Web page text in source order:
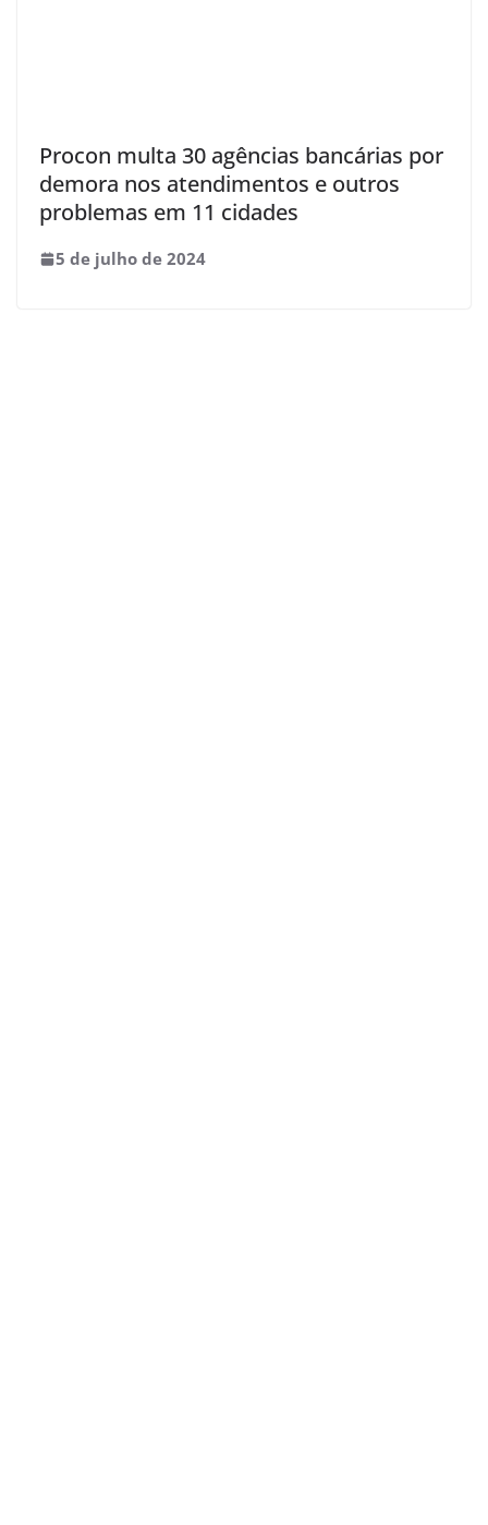
Procon multa 30 agências bancárias por
demora nos atendimentos e outros
problemas em 11 cidades
5 de julho de 2024